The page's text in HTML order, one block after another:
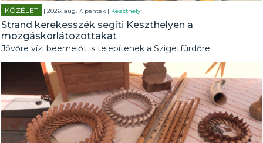
KÖZÉLET | 2026. aug. 7. péntek | Keszthely
Strand kerekesszék segíti Keszthelyen a
mozgáskorlátozottakat
Jövőre vízi beemelőt is telepítenek a Szigetfürdőre.